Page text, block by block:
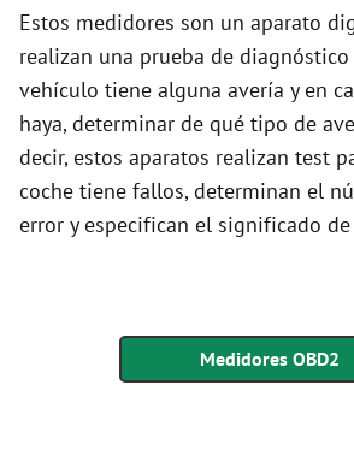
Estos medidores son un aparato
realizan una prueba de
vehículo tiene alguna avería y en
haya, determinar de qué tipo de
decir, estos aparatos realizan test
coche tiene fallos, determinan el
error y especifican el significado
Medidores OBD2